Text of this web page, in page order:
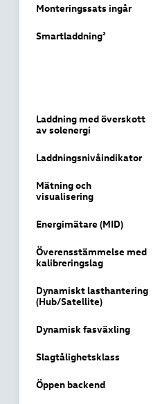
Monteringssats ingår
Smartladdning²
Laddning med överskott
av solenergi
Laddningsnivåindikator
Mätning och
visualisering
Energimätare (MID)
Överensstämmelse med
kalibreringslag
Dynamiskt lasthantering
(Hub/Satellite)
Dynamisk fasväxling
Slagtålighetsklass
Öppen backend